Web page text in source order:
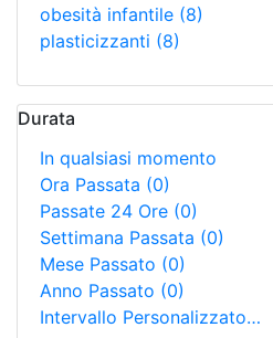
obesità infantile (8)
plasticizzanti (8)
Durata
In qualsiasi momento
Ora Passata (0)
Passate 24 Ore (0)
Settimana Passata (0)
Mese Passato (0)
Anno Passato (0)
Intervallo Personalizzato…